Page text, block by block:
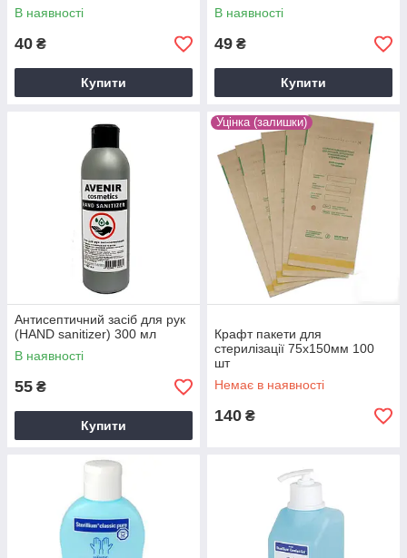
В наявності
40 ₴
Купити
В наявності
49 ₴
Купити
Антисептичний засіб для рук
(HAND sanitizer) 300 мл
В наявності
55 ₴
Купити
Уцінка (залишки)
Крафт пакети для
стерилізації 75х150мм 100
шт
Немає в наявності
140 ₴